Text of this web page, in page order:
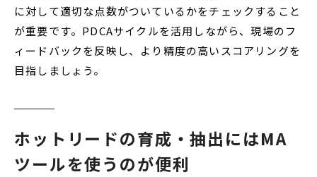
に対して適切な点数がついているかをチェックすること
が重要です。PDCAサイクルを活用しながら、現場のフ
ィードバックを反映し、より精度の高いスコアリングを
目指しましょう。
ホットリードの育成・抽出にはMA
ツールを使うのが便利